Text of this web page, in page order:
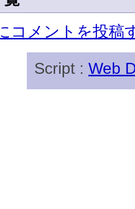
コメントを投稿
Script : Web